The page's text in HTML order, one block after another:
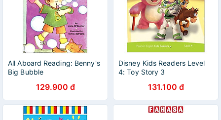
All Aboard Reading: Benny's
Big Bubble
129.900 đ
Disney Kids Readers Level
4: Toy Story 3
131.100 đ